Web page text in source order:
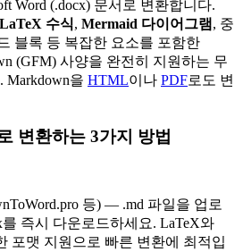
Word (.docx) 문서로 변환합니다.
LaTeX 수식, Mermaid 다이어그램, 중
블록 등 복잡한 요소를 포함한
(GFM) 사양을 완전히 지원하는 무
Markdown을 HTML이나 PDF로도 변
변환하는 3가지 방법
등) — .md 파일을 업로
즉시 다운로드하세요. LaTeX와
포맷 지원으로 빠른 변환에 최적입